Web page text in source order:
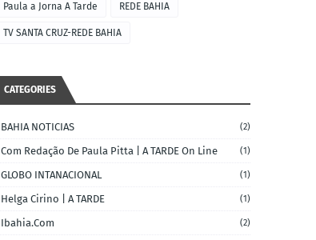
Paula a Jorna A Tarde REDE BAHIA
TV SANTA CRUZ-REDE BAHIA
CATEGORIES
BAHIA NOTICIAS (2)
Com Redação De Paula Pitta | A TARDE On Line (1)
GLOBO INTANACIONAL (1)
Helga Cirino | A TARDE (1)
Ibahia.com (2)